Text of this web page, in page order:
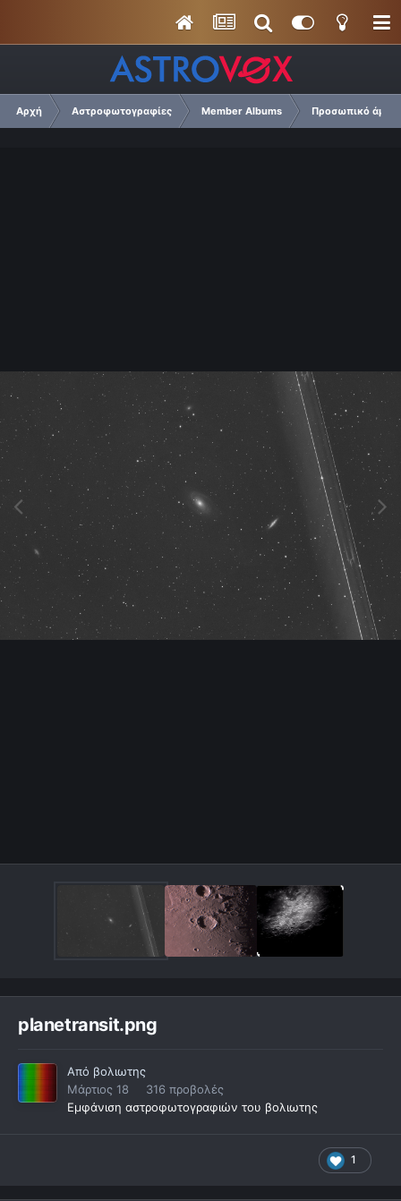
Αρχή Αστροφωτογραφίες Member Albums Προσωπικό
planetransit.png
Από βολιωτης
Μάρτιος 18
316 προβολές
Εμφάνιση αστροφωτογραφιών του βολιωτης
1